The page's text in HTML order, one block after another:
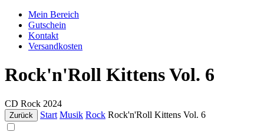
Mein Bereich
Gutschein
Kontakt
Versandkosten
Rock'n'Roll Kittens Vol. 6
CD Rock 2024
Zurück Start Musik Rock Rock'n'Roll Kittens Vol. 6